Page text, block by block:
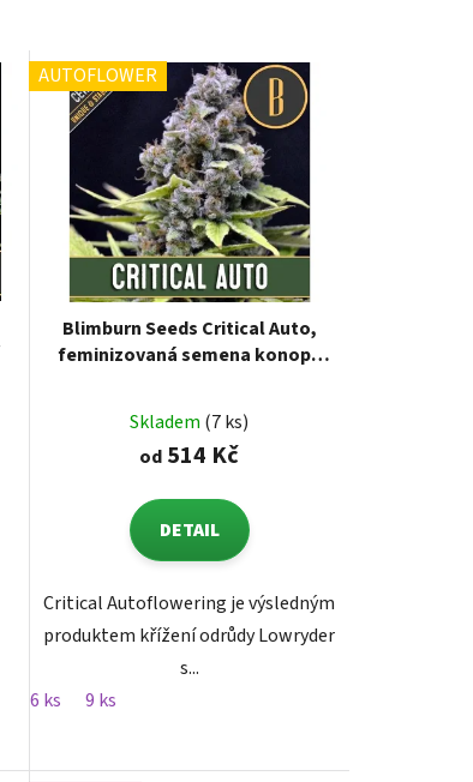
AUTOFLOWER
Blimburn Seeds Critical Auto,
feminizovaná semena konopí,
Skladem (7 ks)
od 514 Kč
DETAIL
Critical Autoflowering je výsledným
produktem křížení odrůdy Lowryder
s...
6 ks
9 ks